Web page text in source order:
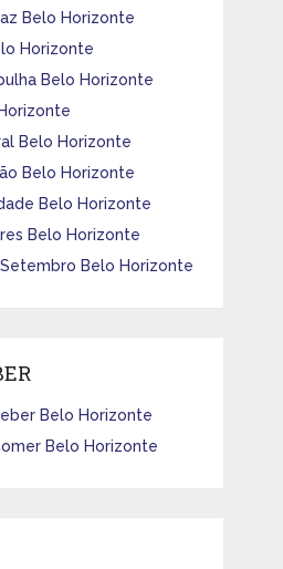
Belo Horizonte
Horizonte
Belo Horizonte
Belo Horizonte
Belo Horizonte
Belo Horizonte
Belo Horizonte
Belo Horizonte
Belo Horizonte
Belo Horizonte